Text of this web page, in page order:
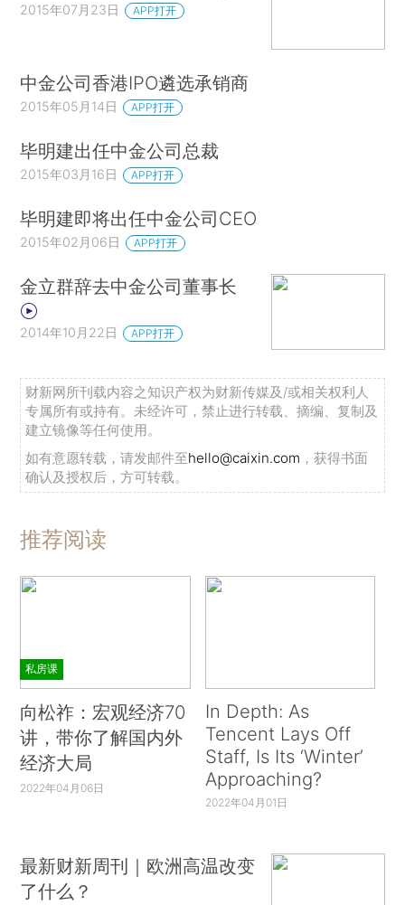
2015年07月23日 APP打开
中金公司香港IPO遴选承销商
2015年05月14日 APP打开
毕明建出任中金公司总裁
2015年03月16日 APP打开
毕明建即将出任中金公司CEO
2015年02月06日 APP打开
金立群辞去中金公司董事长
2014年10月22日 APP打开
财新网所刊载内容之知识产权为财新传媒及/或相关权利人
专属所有或持有。未经许可，禁止进行转载、摘编、复制及
建立镜像等任何使用。
如有意愿转载，请发邮件至hello@caixin.com ，获得书面
确认及授权后，方可转载。
推荐阅读
私房课
向松祚：宏观经济70
讲，带你了解国内外
经济大局
2022年04月06日
In Depth: As
Tencent Lays Off
Staff, Is Its ‘Winter’
Approaching?
2022年04月01日
最新财新周刊｜欧洲高温改变
了什么？